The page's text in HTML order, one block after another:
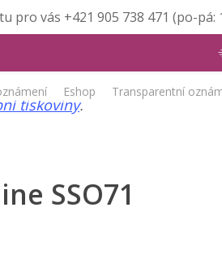
pro vás +421 905 738 471 (po-pá:
Eshop Transparentní
tiskoviny.
SSO71